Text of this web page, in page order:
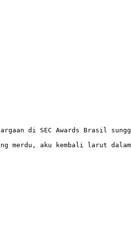
di SEC Awards Brasil
merdu, aku kembali larut